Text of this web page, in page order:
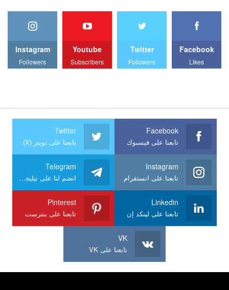
Facebook
Likes
Twitter
Followers
Youtube
Subscribers
Instagram
Followers
Facebook
تابعنا على فيسبوك
Twitter
تابعنا على تويتر (X)
Instagram
تابعنا على انستقرام
Telegram
انضم لنا على تيليجرام
Linkedin
تابعنا على لينكد إن
Pinterest
تابعنا على بنترست
VK
تابعنا على VK